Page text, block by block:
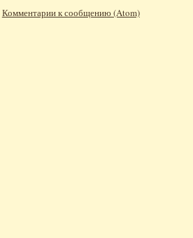
Комментарии к сообщению (Atom)